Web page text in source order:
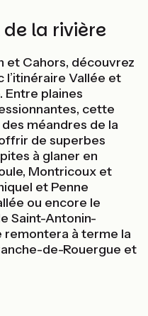
de la rivière
et Cahors, découvrez
l’itinéraire Vallée et
Entre plaines
cette
méandres de la
de superbes
à glaner en
Montricoux et
et Penne
ou encore le
Saint-Antonin-
remontera à terme la
de-Rouergue et